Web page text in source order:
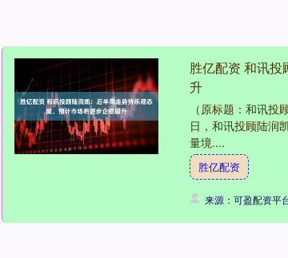
胜亿配资 和讯
升
（原标题：和讯
日，和讯投顾陆润
量境....
胜亿配资
来源：可盈配资平